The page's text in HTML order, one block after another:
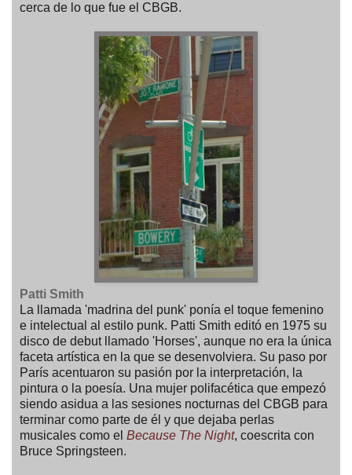
cerca de lo que fue el CBGB.
Patti Smith
La llamada 'madrina del punk' ponía el toque femenino
e intelectual al estilo punk. Patti Smith editó en 1975 su
disco de debut llamado 'Horses', aunque no era la única
faceta artística en la que se desenvolviera. Su paso por
París acentuaron su pasión por la interpretación, la
pintura o la poesía. Una mujer polifacética que empezó
siendo asidua a las sesiones nocturnas del CBGB para
terminar como parte de él y que dejaba perlas
musicales como el Because The Night, coescrita con
Bruce Springsteen.